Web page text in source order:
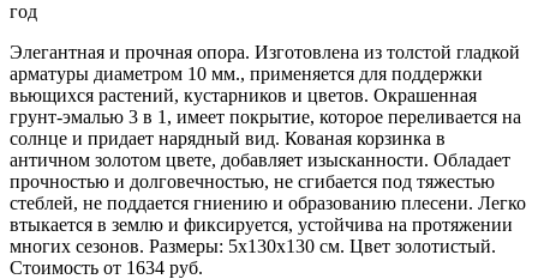
Элегантная и прочная опора. Изготовлена из толстой гладкой
арматуры диаметром 10 мм., применяется для поддержки
вьющихся растений, кустарников и цветов. Окрашенная
грунт-эмалью 3 в 1, имеет покрытие, которое переливается на
солнце и придает нарядный вид. Кованая корзинка в
античном золотом цвете, добавляет изысканности. Обладает
прочностью и долговечностью, не сгибается под тяжестью
стеблей, не поддается гниению и образованию плесени. Легко
втыкается в землю и фиксируется, устойчива на протяжении
многих сезонов. Размеры: 5x130x130 см. Цвет золотистый.
Стоимость от 1634 руб.